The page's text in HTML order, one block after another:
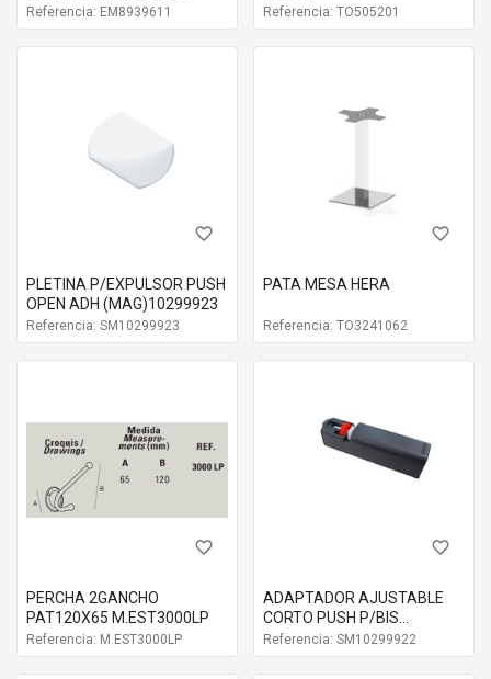
Referencia: EM8939611 Referencia: TO505201
favorite_border
PLETINA P/EXPULSOR PUSH
OPEN ADH (MAG)10299923
Referencia: SM10299923
favorite_border
PATA MESA HERA
Referencia: TO3241062
favorite_border
PERCHA 2GANCHO
PAT120X65 M.EST3000LP
Referencia: M.EST3000LP
favorite_border
ADAPTADOR AJUSTABLE
CORTO PUSH P/BIS
10299922
Referencia: SM10299922